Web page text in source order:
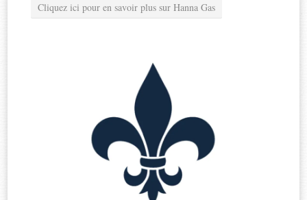
Cliquez ici pour en savoir plus sur Hanna Gas